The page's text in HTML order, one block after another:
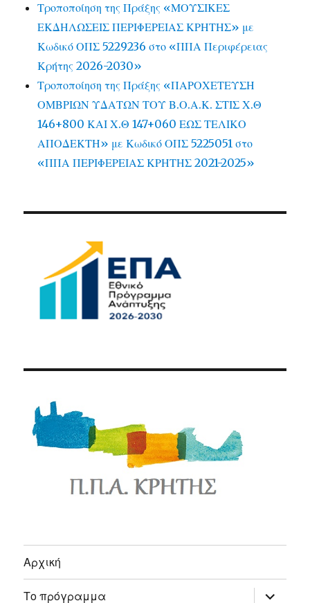
Τροποποίηση της Πράξης «ΜΟΥΣΙΚΕΣ
ΕΚΔΗΛΩΣΕΙΣ ΠΕΡΙΦΕΡΕΙΑΣ ΚΡΗΤΗΣ» με
Κωδικό ΟΠΣ 5229236 στο «ΠΠΑ Περιφέρειας
Κρήτης 2026-2030»
Τροποποίηση της Πράξης «ΠΑΡΟΧΕΤΕΥΣΗ
ΟΜΒΡΙΩΝ ΥΔΑΤΩΝ ΤΟΥ Β.Ο.Α.Κ. ΣΤΙΣ Χ.Θ
146+800 ΚΑΙ Χ.Θ 147+060 ΕΩΣ ΤΕΛΙΚΟ
ΑΠΟΔΕΚΤΗ» με Κωδικό ΟΠΣ 5225051 στο
«ΠΠΑ ΠΕΡΙΦΕΡΕΙΑΣ ΚΡΗΤΗΣ 2021-2025»
Αρχική
Το πρόγραμμα
expand